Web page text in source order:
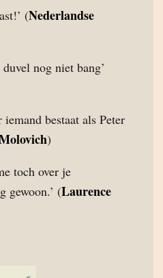
(Nederlandse
nog niet bang’
bestaat als Peter
)
toch over je
gewoon.’ (Laurence